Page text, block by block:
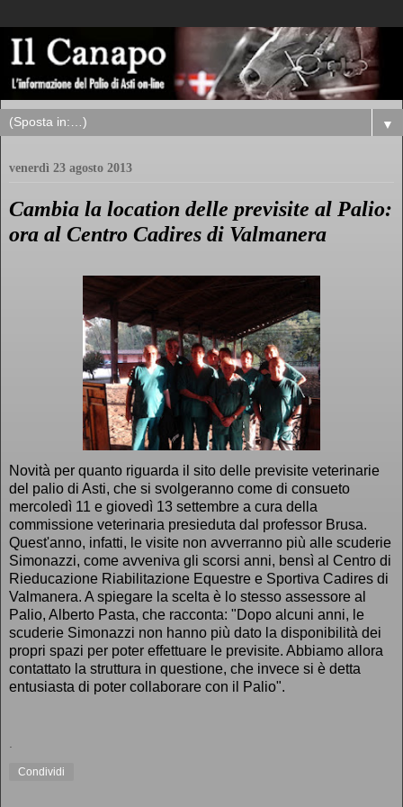
▼
venerdì 23 agosto 2013
Cambia la location delle previsite al Palio:
ora al Centro Cadires di Valmanera
Novità per quanto riguarda il sito delle previsite veterinarie
del palio di Asti, che si svolgeranno come di consueto
mercoledì 11 e giovedì 13 settembre a cura della
commissione veterinaria presieduta dal professor Brusa.
Quest'anno, infatti, le visite non avverranno più alle scuderie
Simonazzi, come avveniva gli scorsi anni, bensì al Centro di
Rieducazione Riabilitazione Equestre e Sportiva Cadires di
Valmanera. A spiegare la scelta è lo stesso assessore al
Palio, Alberto Pasta, che racconta: "Dopo alcuni anni, le
scuderie Simonazzi non hanno più dato la disponibilità dei
propri spazi per poter effettuare le previsite. Abbiamo allora
contattato la struttura in questione, che invece si è detta
entusiasta di poter collaborare con il Palio".
.
Condividi